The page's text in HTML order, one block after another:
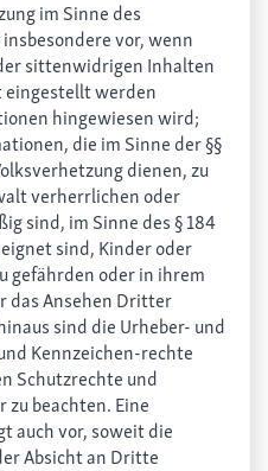
im Sinne des
vor, wenn
sittenwidrigen Inhalten
werden
hingewiesen wird;
die im Sinne der §§
dienen, zu
verherrlichen oder
sind, im Sinne des § 184
sind, Kinder oder
gefährden oder in ihrem
das Ansehen Dritter
sind die Urheber- und
Kennzeichen-rechte
Schutzrechte und
beachten. Eine
auch vor, soweit die
Absicht an Dritte